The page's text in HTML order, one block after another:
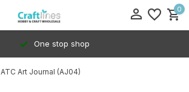
0
One stop shop
ATC Art Journal (AJ04)